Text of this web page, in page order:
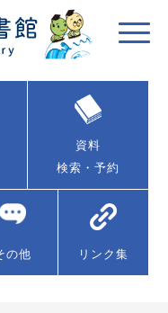
資料
検索・予約
の他 リンク集